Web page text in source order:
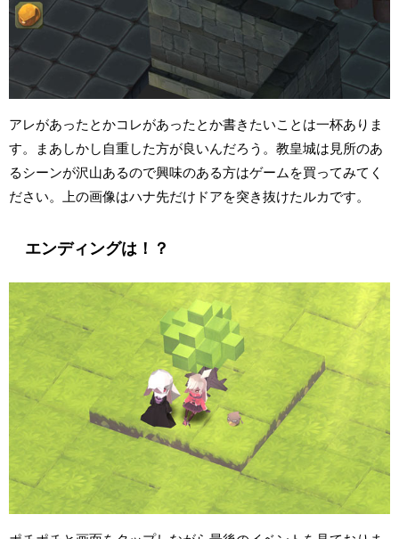
アレがあったとかコレがあったとか書きたいことは一杯ありま
す。まあしかし自重した方が良いんだろう。教皇城は見所のあ
るシーンが沢山あるので興味のある方はゲームを買ってみてく
ださい。上の画像はハナ先だけドアを突き抜けたルカです。
エンディングは！？